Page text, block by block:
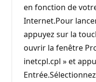
en fonction de
Internet.Pour
appuyez sur la
ouvrir la fenêtre
inetcpl.cpl » et